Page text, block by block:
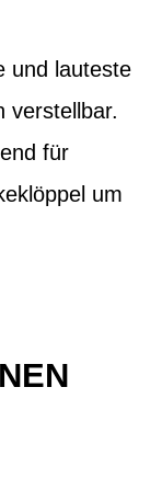
und lauteste
verstellbar.
für
um